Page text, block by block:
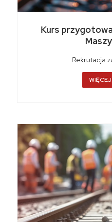
Kurs
Rekrutacja
WIĘCEJ